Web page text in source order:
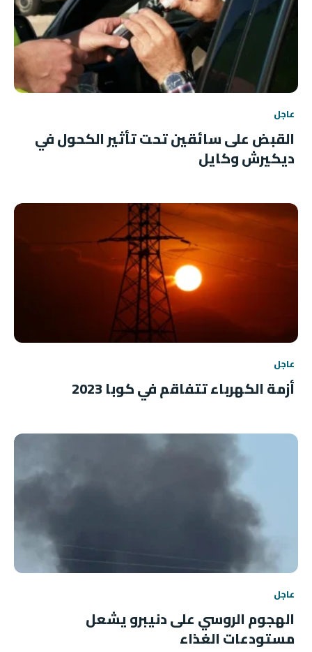
عاجل
القبض على سائقين تحت تأثير الكحول في
ديكيرش وكايل
عاجل
أزمة الكهرباء تتفاقم في كوبا 2023
عاجل
الهجوم الروسي على دنيبرو يشعل
مستودعات الغذاء